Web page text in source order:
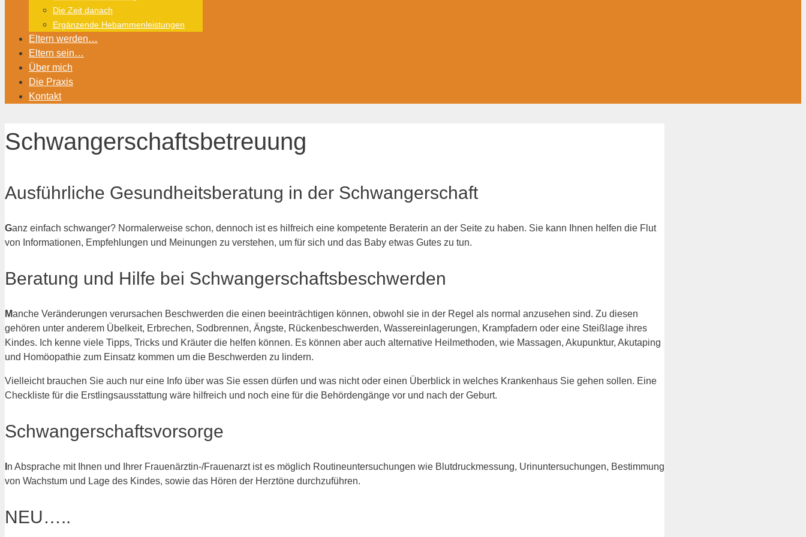
Die Zeit danach
Ergänzende Hebammenleistungen
Eltern werden…
Eltern sein…
Über mich
Die Praxis
Kontakt
Schwangerschaftsbetreuung
Ausführliche Gesundheitsberatung in der Schwangerschaft
Ganz einfach schwanger? Normalerweise schon, dennoch ist es hilfreich eine kompetente Beraterin an der Seite zu haben. Sie kann Ihnen helfen die Flut
von Informationen, Empfehlungen und Meinungen zu verstehen, um für sich und das Baby etwas Gutes zu tun.
Beratung und Hilfe bei Schwangerschaftsbeschwerden
Manche Veränderungen verursachen Beschwerden die einen beeinträchtigen können, obwohl sie in der Regel als normal anzusehen sind. Zu diesen
gehören unter anderem Übelkeit, Erbrechen, Sodbrennen, Ängste, Rückenbeschwerden, Wassereinlagerungen, Krampfadern oder eine Steißlage ihres
Kindes. Ich kenne viele Tipps, Tricks und Kräuter die helfen können. Es können aber auch alternative Heilmethoden, wie Massagen, Akupunktur, Akutaping
und Homöopathie zum Einsatz kommen um die Beschwerden zu lindern.
Vielleicht brauchen Sie auch nur eine Info über was Sie essen dürfen und was nicht oder einen Überblick in welches Krankenhaus Sie gehen sollen. Eine
Checkliste für die Erstlingsausstattung wäre hilfreich und noch eine für die Behördengänge vor und nach der Geburt.
Schwangerschaftsvorsorge
n Absprache mit Ihnen und Ihrer Frauenärztin-/Frauenarzt ist es möglich Routineuntersuchungen wie Blutdruckmessung, Urinuntersuchungen, Bestimmung
von Wachstum und Lage des Kindes, sowie das Hören der Herztöne durchzuführen.
NEU…..